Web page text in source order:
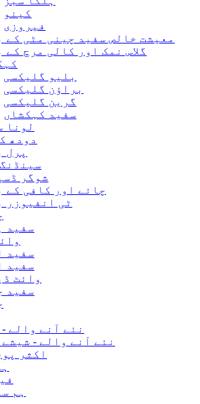
کینو
فیروزی
معیشت خالص سفید چینی مٹی کے
گلاس نمک اور کالی مرچ کے
بلیو گلیکسی
براؤن گلیکسی
گرین گلیکسی
سفید کہکشاں
لونا
دودھ
پرل
سینڈنگ
شوگر
چائے اور کافی کے
ٹی انفیوزر
سفید
سفید
سفید
وائٹ
سفید
نئے آنے والے
نئے آنے والے -
اکثر
ہم